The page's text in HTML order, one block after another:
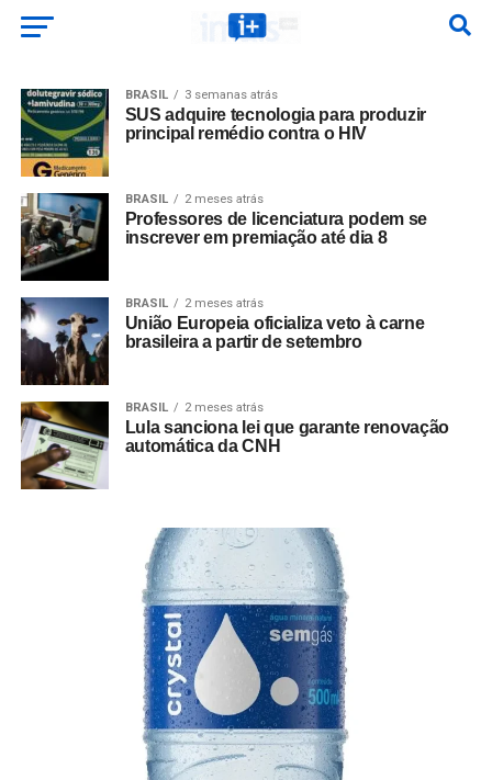
BRASIL 3 semanas atrás
SUS adquire tecnologia para produzir
principal remédio contra o HIV
BRASIL 2 meses atrás
Professores de licenciatura podem se
inscrever em premiação até dia 8
BRASIL 2 meses atrás
União Europeia oficializa veto à carne
brasileira a partir de setembro
BRASIL 2 meses atrás
Lula sanciona lei que garante renovação
automática da CNH